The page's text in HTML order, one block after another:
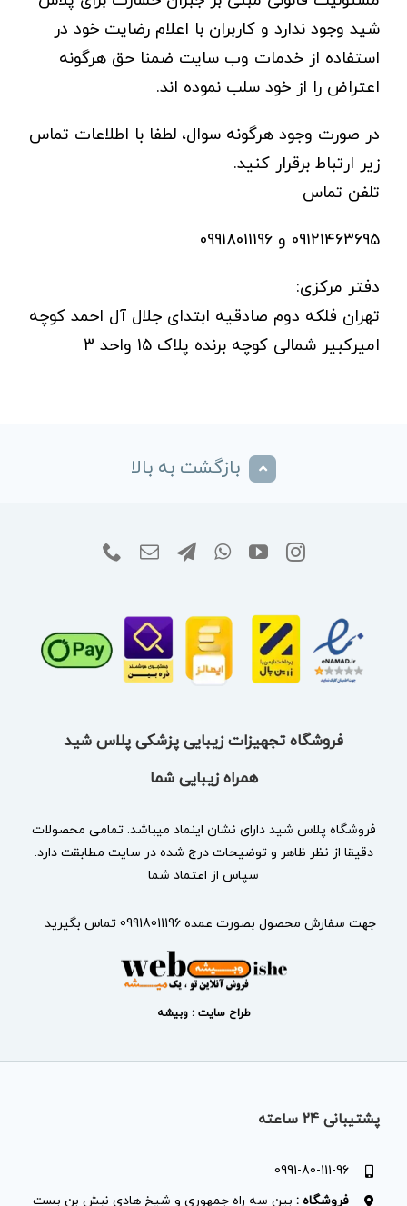
شید وجود ندارد و کاربران با اعلام رضایت خود در
استفاده از خدمات وب سایت ضمنا حق هرگونه
اعتراض را از خود سلب نموده اند.
در صورت وجود هرگونه سوال، لطفا با اطلاعات تماس
زیر ارتباط برقرار کنید.
تلفن تماس
09121463695 و 09918011196
دفتر مرکزی:
تهران فلکه دوم صادقیه ابتدای جلال آل احمد کوچه
امیرکبیر شمالی کوچه برنده پلاک 15 واحد 3
بازگشت به بالا
فروشگاه تجهیزات زیبایی پزشکی پلاس شید
همراه زیبایی شما
فروشگاه پلاس شید دارای نشان اینماد میباشد. تمامی محصولات
دقیقا از نظر ظاهر و توضیحات درج شده در سایت مطابقت دارد.
سپاس از اعتماد شما
جهت سفارش محصول بصورت عمده 09918011196 تماس بگیرید
طراح سایت : وبیشه
پشتیبانی 24 ساعته
0991-80-111-96
فروشگاه :بین سه راه جمهوری و شیخ هادی نبش بن بست